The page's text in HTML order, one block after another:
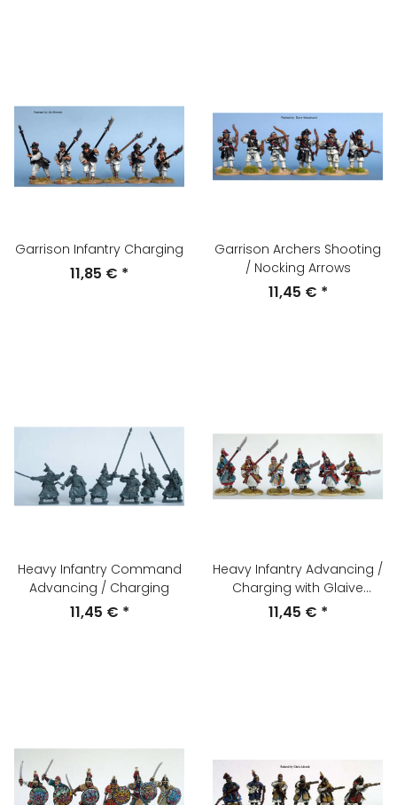
Garrison Infantry Charging
11,85 € *
Garrison Archers Shooting
/ Nocking Arrows
11,45 € *
Heavy Infantry Command
Advancing / Charging
11,45 € *
Heavy Infantry Advancing /
Charging with Glaive
(Hyup Do)
11,45 € *